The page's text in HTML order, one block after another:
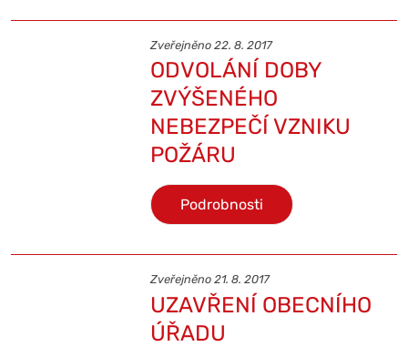
Zveřejněno 22. 8. 2017
ODVOLÁNÍ DOBY
ZVÝŠENÉHO
NEBEZPEČÍ VZNIKU
POŽÁRU
Podrobnosti
Zveřejněno 21. 8. 2017
UZAVŘENÍ OBECNÍHO
ÚŘADU